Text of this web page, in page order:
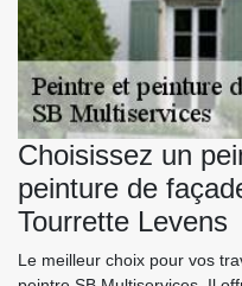
Choisissez un
peinture de
Tourrette Levens
Le meilleur choix pour vos